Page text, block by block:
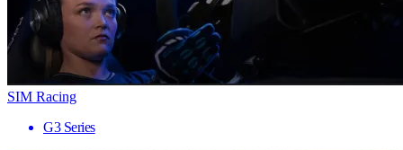
SIM Racing
G3 Series